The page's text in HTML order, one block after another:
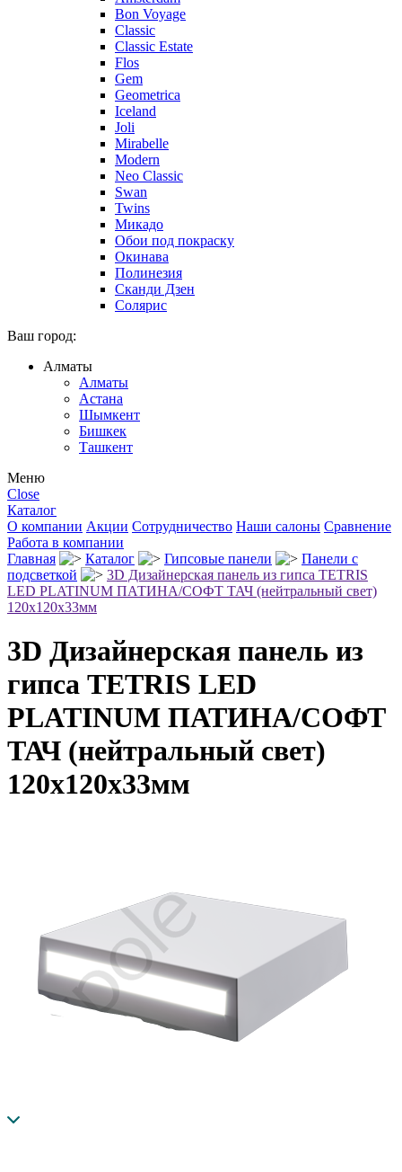
Bon Voyage
Classic
Classic Estate
Flos
Gem
Geometrica
Iceland
Joli
Mirabelle
Modern
Neo Classic
Swan
Twins
Микадо
Обои под покраску
Окинава
Полинезия
Сканди Дзен
Солярис
Ваш город:
Алматы
Алматы
Астана
Шымкент
Бишкек
Ташкент
Меню
Close
Каталог
О компании Акции Сотрудничество Наши салоны Сравнение
Работа в компании
Главная
Каталог Гипсовые панели
Панели с
подсветкой
3D Дизайнерская панель из гипса TETRIS
LED PLATINUM ПАТИНА/СОФТ ТАЧ (нейтральный свет)
120x120x33мм
3D Дизайнерская панель из
гипса TETRIS LED
PLATINUM ПАТИНА/СОФТ
ТАЧ (нейтральный свет)
120x120x33мм